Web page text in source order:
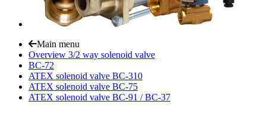
Main menu
Overview 3/2 way solenoid valve
BC-72
ATEX solenoid valve BC-310
ATEX solenoid valve BC-75
ATEX solenoid valve BC-91 / BC-37